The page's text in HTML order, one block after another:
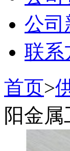
公司
联系
首页>
阳金